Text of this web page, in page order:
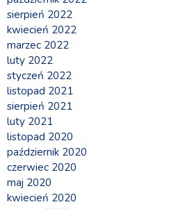
sierpień 2022
kwiecień 2022
marzec 2022
luty 2022
styczeń 2022
listopad 2021
sierpień 2021
luty 2021
listopad 2020
październik 2020
czerwiec 2020
maj 2020
kwiecień 2020